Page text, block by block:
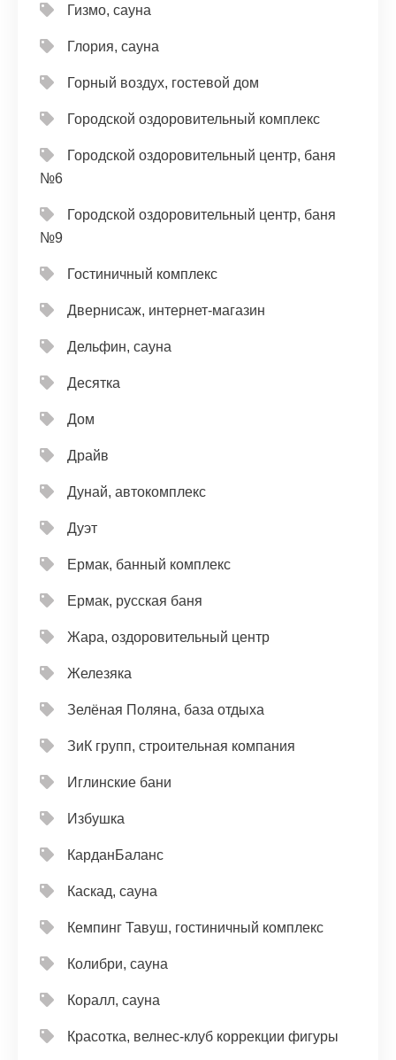
Гизмо, сауна
Глория, сауна
Горный воздух, гостевой дом
Городской оздоровительный комплекс
Городской оздоровительный центр, баня
№6
Городской оздоровительный центр, баня
№9
Гостиничный комплекс
Двернисаж, интернет-магазин
Дельфин, сауна
Десятка
Дом
Драйв
Дунай, автокомплекс
Дуэт
Ермак, банный комплекс
Ермак, русская баня
Жара, оздоровительный центр
Железяка
Зелёная Поляна, база отдыха
ЗиК групп, строительная компания
Иглинские бани
Избушка
КарданБаланс
Каскад, сауна
Кемпинг Тавуш, гостиничный комплекс
Колибри, сауна
Коралл, сауна
Красотка, велнес-клуб коррекции фигуры